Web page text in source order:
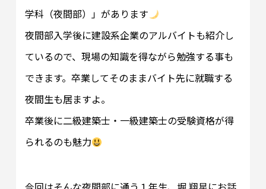
学科（夜間部）」があります
夜間部入学後に建設系企業のアルバイトも紹介し
ているので、現場の知識を得ながら勉強する事も
できます。卒業してそのままバイト先に就職する
夜間生も居ますよ。
卒業後に二級建築士・一級建築士の受験資格が得
られるのも魅力